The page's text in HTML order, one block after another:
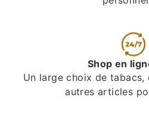
Shop en
Un large choix de
autres articles